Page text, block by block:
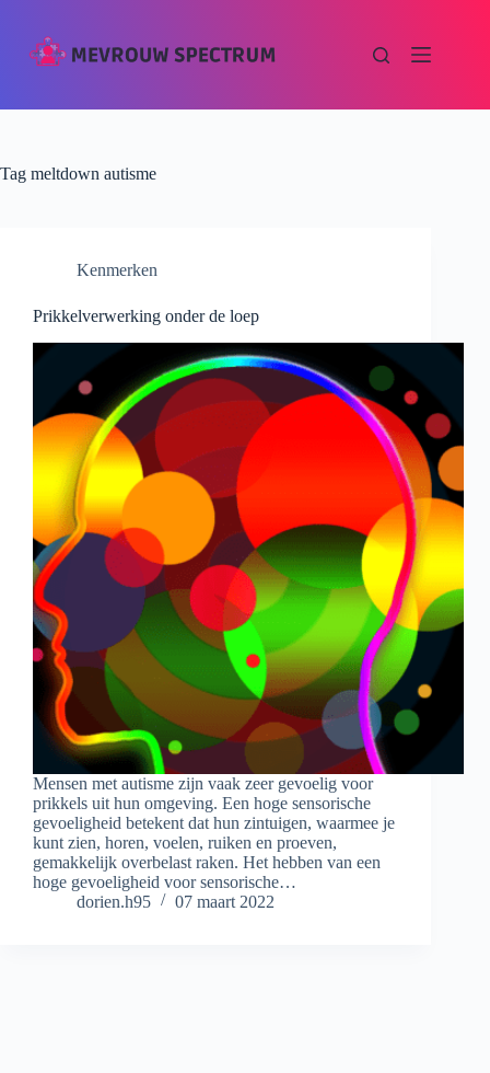
Tag meltdown autisme
Kenmerken
Prikkelverwerking onder de loep
Mensen met autisme zijn vaak zeer gevoelig voor
prikkels uit hun omgeving. Een hoge sensorische
gevoeligheid betekent dat hun zintuigen, waarmee je
kunt zien, horen, voelen, ruiken en proeven,
gemakkelijk overbelast raken. Het hebben van een
hoge gevoeligheid voor sensorische…
dorien.h95
07 maart 2022